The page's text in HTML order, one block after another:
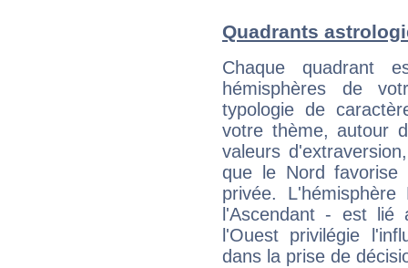
Quadrants
Chaque quadrant
hémisphères de
typologie de
votre thème, autour
valeurs
que le Nord favorise
privée.
l'Ascendant - est
l'Ouest privilégie
dans la prise de